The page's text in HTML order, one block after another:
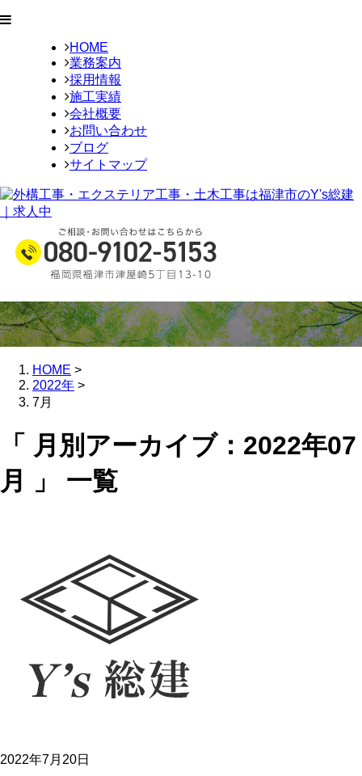
HOME
業務案内
採用情報
施工実績
会社概要
お問い合わせ
ブログ
サイトマップ
HOME >
2022年 >
7月
「 月別アーカイブ：2022年07
月 」 一覧
2022年7月20日